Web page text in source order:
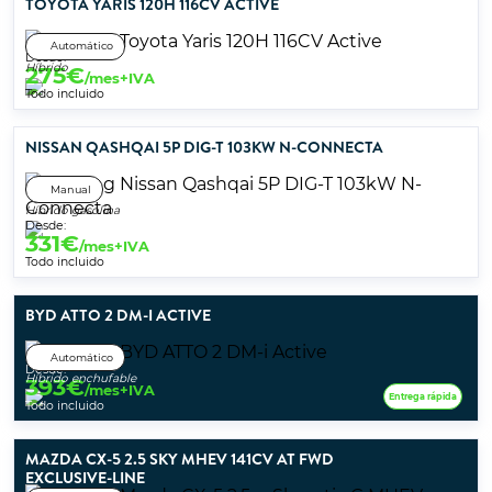
Automático
Híbrido
Desde:
275€/mes+IVA
Todo incluido
NISSAN QASHQAI 5P DIG-T 103KW N-CONNECTA
Manual
Híbrido gasolina
Desde:
331€/mes+IVA
Todo incluido
BYD ATTO 2 DM-I ACTIVE
Automático
Híbrido enchufable
Desde:
393€/mes+IVA
Todo incluido
Entrega rápida
MAZDA CX-5 2.5 SKY MHEV 141CV AT FWD
EXCLUSIVE-LINE